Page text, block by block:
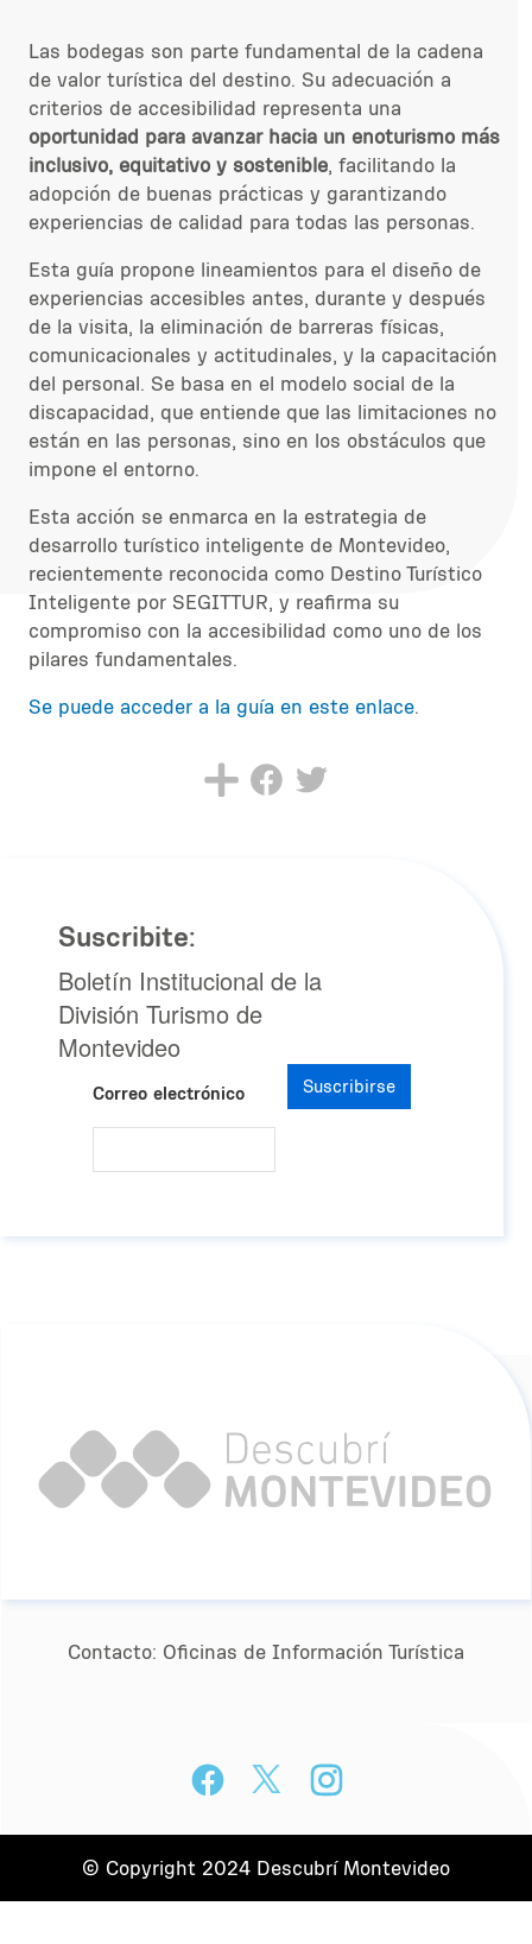
Las bodegas son parte fundamental de la cadena
de valor turística del destino. Su adecuación a
criterios de accesibilidad representa una
oportunidad para avanzar hacia un enoturismo más
inclusivo, equitativo y sostenible, facilitando la
adopción de buenas prácticas y garantizando
experiencias de calidad para todas las personas.
Esta guía propone lineamientos para el diseño de
experiencias accesibles antes, durante y después
de la visita, la eliminación de barreras físicas,
comunicacionales y actitudinales, y la capacitación
del personal. Se basa en el modelo social de la
discapacidad, que entiende que las limitaciones no
están en las personas, sino en los obstáculos que
impone el entorno.
Esta acción se enmarca en la estrategia de
desarrollo turístico inteligente de Montevideo,
recientemente reconocida como Destino Turístico
Inteligente por SEGITTUR, y reafirma su
compromiso con la accesibilidad como uno de los
pilares fundamentales.
Se puede acceder a la guía en este enlace.
Suscribite:
Boletín Institucional de la
División Turismo de
Montevideo
Correo electrónico Suscribirse
Contacto: Oﬁcinas de Información Turística
© Copyright 2024 Descubrí Montevideo